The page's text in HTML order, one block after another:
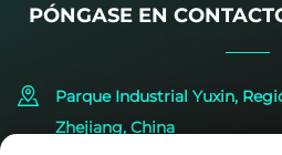
PÓNGASE EN
Parque Industrial Yuxin,
Zhejiang, China